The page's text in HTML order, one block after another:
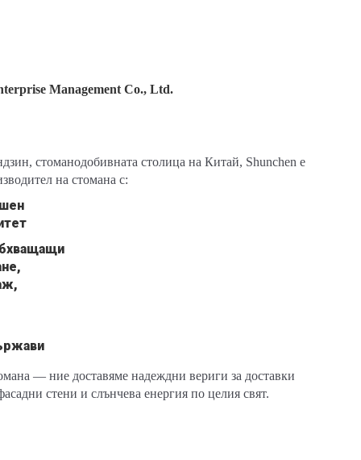
Management Co., Ltd.
стоманодобивната столица на Китай, Shunchen е
на стомана с:
— ние доставяме надеждни вериги за доставки
стени и слънчева енергия по целия свят.